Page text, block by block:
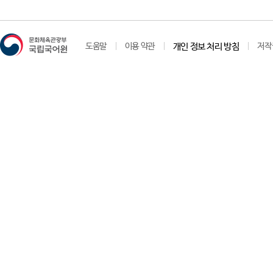
도움말 이용 약관 개인 정보 처리 방침 저